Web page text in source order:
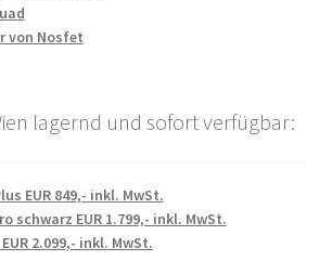
von Nosfet
lagernd und sofort verfügbar:
EUR 849,- inkl. MwSt.
schwarz EUR 1.799,- inkl. MwSt.
2.099,- inkl. MwSt.